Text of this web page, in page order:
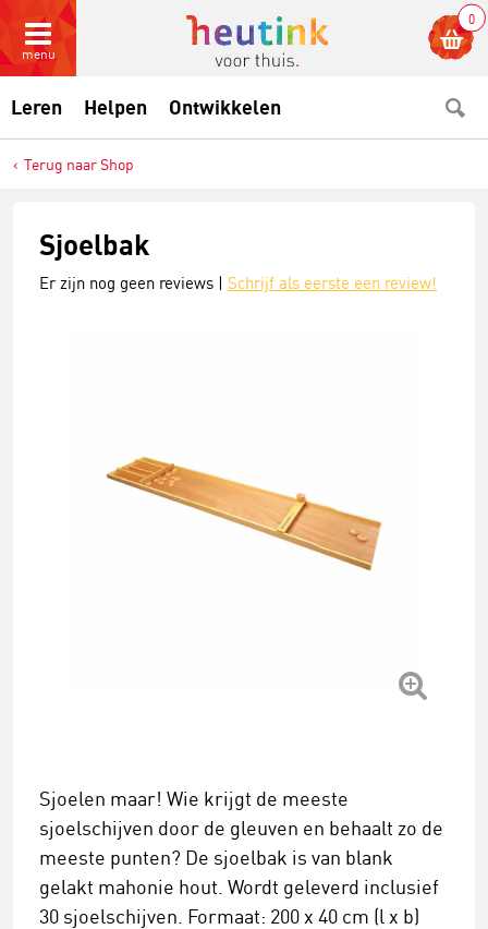
menu
0
Leren Helpen Ontwikkelen
Terug naar Shop
Sjoelbak
Er zijn nog geen reviews | Schrijf als eerste een review!
Sjoelen maar! Wie krijgt de meeste
sjoelschijven door de gleuven en behaalt zo de
meeste punten? De sjoelbak is van blank
gelakt mahonie hout. Wordt geleverd inclusief
30 sjoelschijven. Formaat: 200 x 40 cm (l x b)